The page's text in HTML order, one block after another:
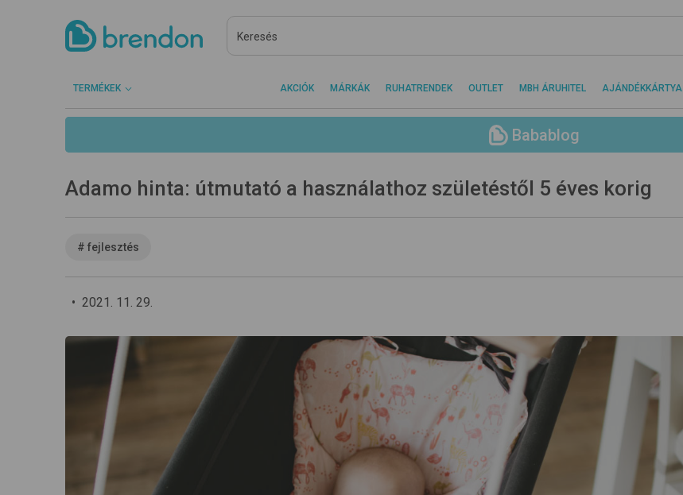
TERMÉKEK AKCIÓK MÁRKÁK RUHATRENDEK OUTLET MBH ÁRUHITEL AJÁNDÉKKÁRTYA
Babablog
Adamo hinta: útmutató a használathoz születéstől 5 éves korig
# fejlesztés
• 2021. 11. 29.